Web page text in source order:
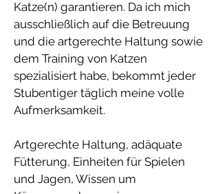
Katze(n) garantieren. Da ich mich
ausschließlich auf die Betreuung
und die artgerechte Haltung sowie
dem Training von Katzen
spezialisiert habe, bekommt jeder
Stubentiger täglich meine volle
Aufmerksamkeit.
Artgerechte Haltung, adäquate
Fütterung, Einheiten für Spielen
und Jagen, Wissen um